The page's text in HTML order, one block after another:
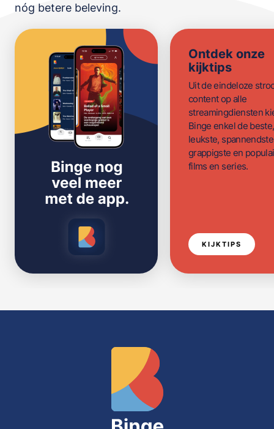
nóg betere beleving.
Ontdek onze
kijktips
Uit de eindeloze
content op alle
streamingdiensten
Binge enkel de beste,
leukste,
grappigste en
films en series.
KIJKTIPS